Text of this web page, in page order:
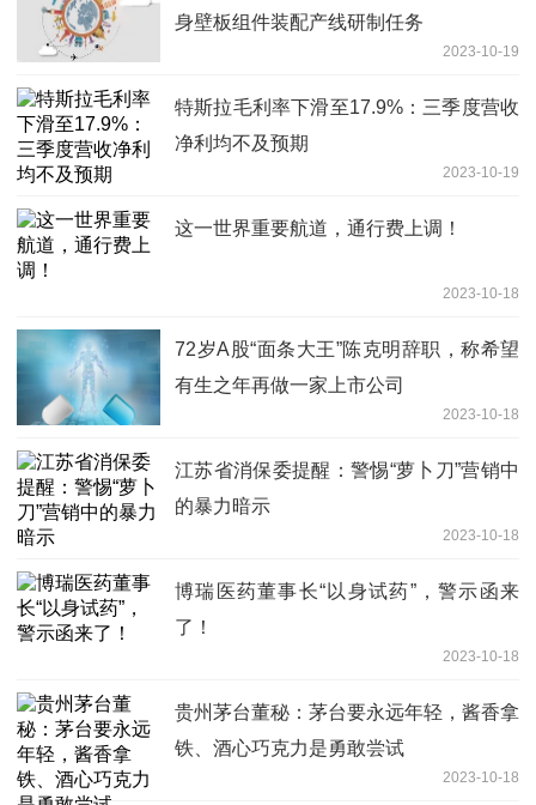
身壁板组件装配产线研制任务
2023-10-19
特斯拉毛利率下滑至17.9%：三季度营收
净利均不及预期
2023-10-19
这一世界重要航道，通行费上调！
2023-10-18
72岁A股“面条大王”陈克明辞职，称希望
有生之年再做一家上市公司
2023-10-18
江苏省消保委提醒：警惕“萝卜刀”营销中
的暴力暗示
2023-10-18
博瑞医药董事长“以身试药”，警示函来
了！
2023-10-18
贵州茅台董秘：茅台要永远年轻，酱香拿
铁、酒心巧克力是勇敢尝试
2023-10-18